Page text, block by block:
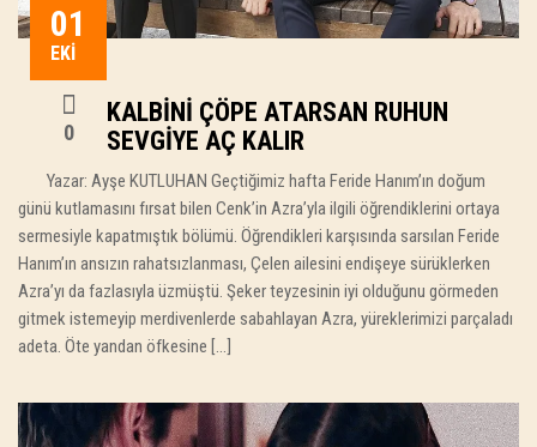
01
EKI
0
KALBINI ÇÖPE ATARSAN RUHUN
SEVGIYE AÇ KALIR
Yazar: Ayşe KUTLUHAN Geçtiğimiz hafta Feride Hanım’ın doğum
günü kutlamasını fırsat bilen Cenk’in Azra’yla ilgili öğrendiklerini ortaya
sermesiyle kapatmıştık bölümü. Öğrendikleri karşısında sarsılan Feride
Hanım’ın ansızın rahatsızlanması, Çelen ailesini endişeye sürüklerken
Azra’yı da fazlasıyla üzmüştü. Şeker teyzesinin iyi olduğunu görmeden
gitmek istemeyip merdivenlerde sabahlayan Azra, yüreklerimizi parçaladı
adeta. Öte yandan öfkesine […]